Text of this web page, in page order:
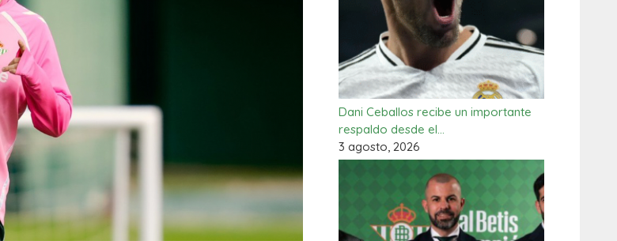
Dani Ceballos recibe un importante
respaldo desde el…
3 agosto, 2026